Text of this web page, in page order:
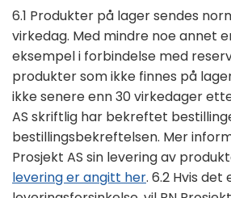
6.1 Produkter på lager sendes
virkedag. Med mindre noe annet
eksempel i forbindelse med
produkter som ikke finnes på
ikke senere enn 30 virkedager
AS skriftlig har bekreftet
bestillingsbekreftelsen. Mer
Prosjekt AS sin levering av
levering er angitt her. 6.2 Hvis det